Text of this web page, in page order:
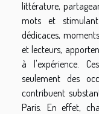
littérature,
mots et
dédicaces,
et lecteurs,
à l'expérience.
seulement des
contribuent
Paris. En effet,